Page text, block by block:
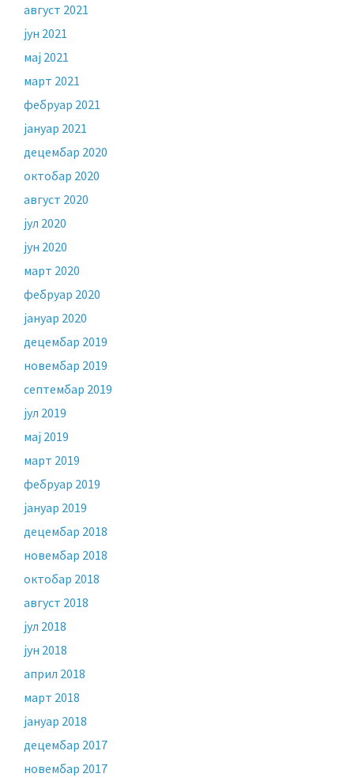
август 2021
јун 2021
мај 2021
март 2021
фебруар 2021
јануар 2021
децембар 2020
октобар 2020
август 2020
јул 2020
јун 2020
март 2020
фебруар 2020
јануар 2020
децембар 2019
новембар 2019
септембар 2019
јул 2019
мај 2019
март 2019
фебруар 2019
јануар 2019
децембар 2018
новембар 2018
октобар 2018
август 2018
јул 2018
јун 2018
април 2018
март 2018
јануар 2018
децембар 2017
новембар 2017